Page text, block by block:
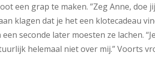
een grap te maken. ”Zeg Anne, doe
klagen dat je het een klotecadeau
seconde later moesten ze lachen.
helemaal niet over mij.” Voorts